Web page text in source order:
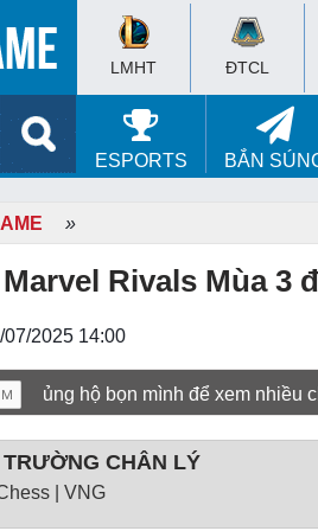
LMHT ĐTCL
ESPORTS BẮN
»
Rivals Mùa 3
07/2025 14:00
ủng hộ bọn mình để xem nhiều
CHÂN LÝ
| VNG